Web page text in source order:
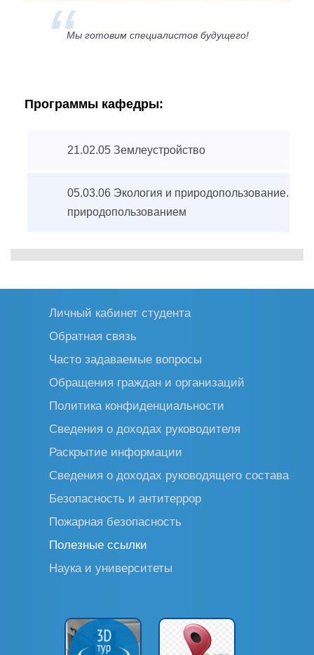
Мы готовим специалистов будущего!
Программы кафедры:
21.02.05 Землеустройство
05.03.06 Экология и природопользование.
природопользованием
Личный кабинет студента
Обратная связь
Часто задаваемые вопросы
Обращения граждан и организаций
Политика конфиденциальности
Сведения о доходах руководителя
Раскрытие информации
Сведения о доходах руководящего состава
Безопасность и антитеррор
Пожарная безопасность
Полезные ссылки
Наука и университеты